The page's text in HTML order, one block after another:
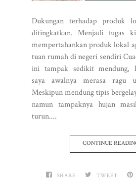
Dukungan terhadap produk
ditingkatkan. Menjadi tugas
mempertahankan produk lokal
tuan rumah di negeri sendiri
ini tampak sedikit mendung,
saya awalnya merasa ragu
Meskipun mendung tipis
namun tampaknya hujan
turun....
CONTINUE
SHARE TWEET